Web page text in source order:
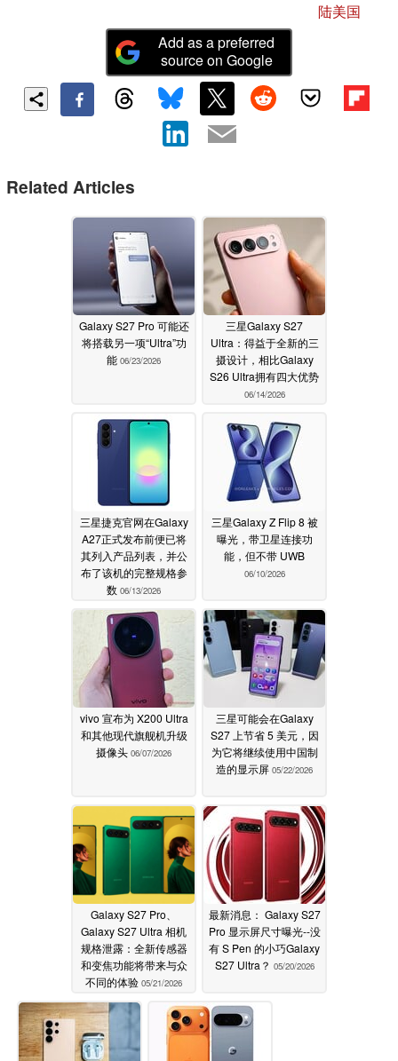
陆美国
Add as a preferred
source on Google
Related Articles
Galaxy S27 Pro 可能还
将搭载另一项“Ultra”功
能 06/23/2026
三星Galaxy S27
Ultra：得益于全新的三
摄设计，相比Galaxy
S26 Ultra拥有四大优势
06/14/2026
三星捷克官网在Galaxy
A27正式发布前便已将
其列入产品列表，并公
布了该机的完整规格参
数 06/13/2026
三星Galaxy Z Flip 8 被
曝光，带卫星连接功
能，但不带 UWB
06/10/2026
vivo 宣布为 X200 Ultra
和其他现代旗舰机升级
摄像头 06/07/2026
三星可能会在Galaxy
S27 上节省 5 美元，因
为它将继续使用中国制
造的显示屏 05/22/2026
Galaxy S27 Pro、
Galaxy S27 Ultra 相机
规格泄露：全新传感器
和变焦功能将带来与众
不同的体验 05/21/2026
最新消息： Galaxy S27
Pro 显示屏尺寸曝光--没
有 S Pen 的小巧Galaxy
S27 Ultra？ 05/20/2026